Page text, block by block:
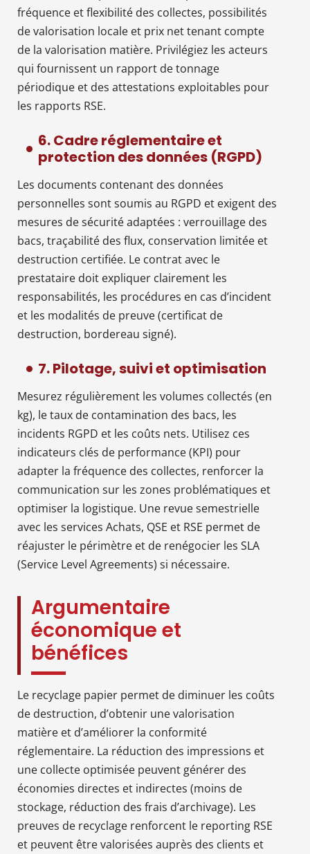
fréquence et flexibilité des collectes, possibilités
de valorisation locale et prix net tenant compte
de la valorisation matière. Privilégiez les acteurs
qui fournissent un rapport de tonnage
périodique et des attestations exploitables pour
les rapports RSE.
6. Cadre réglementaire et
protection des données (RGPD)
Les documents contenant des données
personnelles sont soumis au RGPD et exigent des
mesures de sécurité adaptées : verrouillage des
bacs, traçabilité des flux, conservation limitée et
destruction certifiée. Le contrat avec le
prestataire doit expliquer clairement les
responsabilités, les procédures en cas d’incident
et les modalités de preuve (certificat de
destruction, bordereau signé).
7. Pilotage, suivi et optimisation
Mesurez régulièrement les volumes collectés (en
kg), le taux de contamination des bacs, les
incidents RGPD et les coûts nets. Utilisez ces
indicateurs clés de performance (KPI) pour
adapter la fréquence des collectes, renforcer la
communication sur les zones problématiques et
optimiser la logistique. Une revue semestrielle
avec les services Achats, QSE et RSE permet de
réajuster le périmètre et de renégocier les SLA
(Service Level Agreements) si nécessaire.
Argumentaire
économique et
bénéfices
Le recyclage papier permet de diminuer les coûts
de destruction, d’obtenir une valorisation
matière et d’améliorer la conformité
réglementaire. La réduction des impressions et
une collecte optimisée peuvent générer des
économies directes et indirectes (moins de
stockage, réduction des frais d’archivage). Les
preuves de recyclage renforcent le reporting RSE
et peuvent être valorisées auprès des clients et